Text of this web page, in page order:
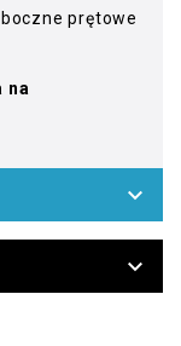
prętowe
na

